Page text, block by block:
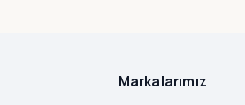
Markalarımız